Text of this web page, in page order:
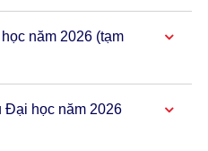
năm 2026 (tạm
Đại học năm 2026